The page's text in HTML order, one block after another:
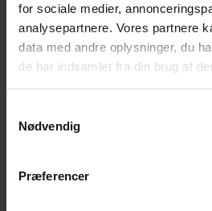
for sociale medier,
analysepartnere. Vores partnere
data med andre oplysninger, du
de har indsamlet fra din brug af
Nødvendig
Præferencer
den kun 15 pct. af indekset. Top 5
indekset udgør tilsammen ca. 60
20 pct. af indekset. Målt på
og industri hver ca. 30 pct., så
snævert indeks, med en vis